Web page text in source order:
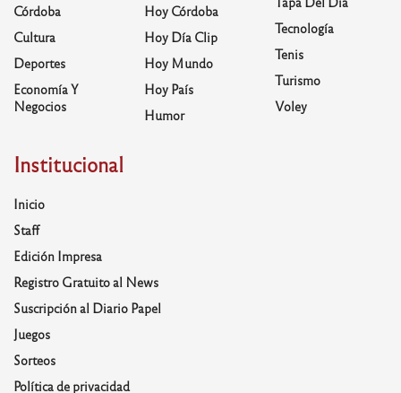
Córdoba
Cultura
Deportes
Economía Y
Negocios
Hoy Córdoba
Hoy Día Clip
Hoy Mundo
Hoy País
Humor
Tecnología
Tenis
Turismo
Voley
Institucional
Inicio
Staff
Edición Impresa
Registro Gratuito al News
Suscripción al Diario Papel
Juegos
Sorteos
Política de privacidad